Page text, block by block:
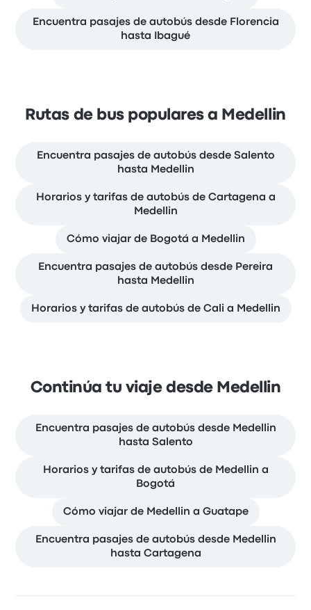
Encuentra pasajes de autobús desde Florencia
hasta Ibagué
Rutas de bus populares a Medellin
Encuentra pasajes de autobús desde Salento
hasta Medellin
Horarios y tarifas de autobús de Cartagena a
Medellin
Cómo viajar de Bogotá a Medellin
Encuentra pasajes de autobús desde Pereira
hasta Medellin
Horarios y tarifas de autobús de Cali a Medellin
Continúa tu viaje desde Medellin
Encuentra pasajes de autobús desde Medellin
hasta Salento
Horarios y tarifas de autobús de Medellin a
Bogotá
Cómo viajar de Medellin a Guatape
Encuentra pasajes de autobús desde Medellin
hasta Cartagena